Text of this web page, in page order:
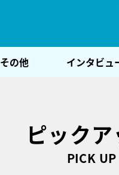
その他 インタビュ
ピック
PICK UP